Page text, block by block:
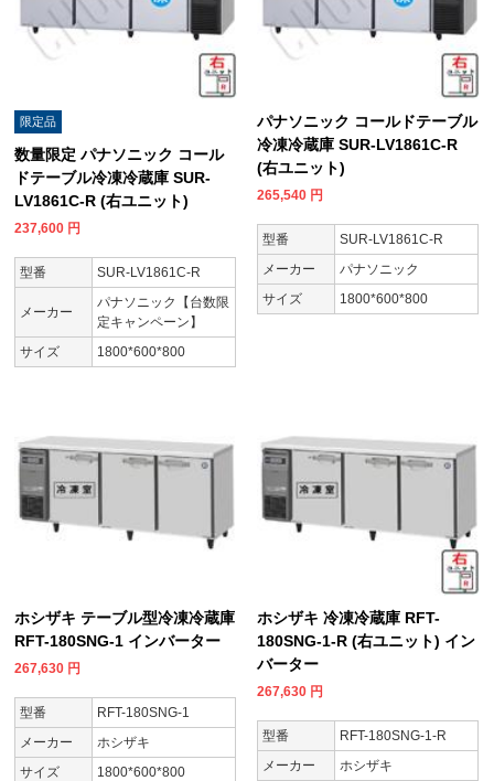
限定品
数量限定 パナソニック コール
ドテーブル冷凍冷蔵庫 SUR-
LV1861C-R (右ユニット)
237,600 円
型番 SUR-LV1861C-R
メーカー
パナソニック【台数限
定キャンペーン】
サイズ
1800*600*800
パナソニック コールドテーブル
冷凍冷蔵庫 SUR-LV1861C-R
(右ユニット)
265,540 円
型番
SUR-LV1861C-R
メーカー
パナソニック
サイズ
1800*600*800
ホシザキ テーブル型冷凍冷蔵庫
RFT-180SNG-1 インバーター
267,630 円
型番
RFT-180SNG-1
メーカー
ホシザキ
サイズ
1800*600*800
ホシザキ 冷凍冷蔵庫 RFT-
180SNG-1-R (右ユニット) イン
バーター
267,630 円
型番
RFT-180SNG-1-R
メーカー
ホシザキ